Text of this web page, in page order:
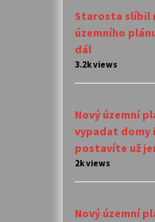
Starosta slíbil
územního
dál
3.2k views
Nový územní
vypadat domy
postavíte už
2k views
Nový územní